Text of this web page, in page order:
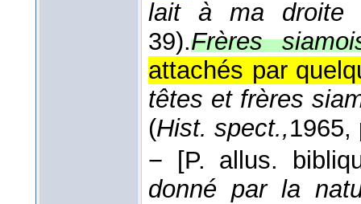
lait à ma droite
39).Frères
attachés par
têtes et frères
(Hist. spect.,1965,
− [P. allus.
donné par la